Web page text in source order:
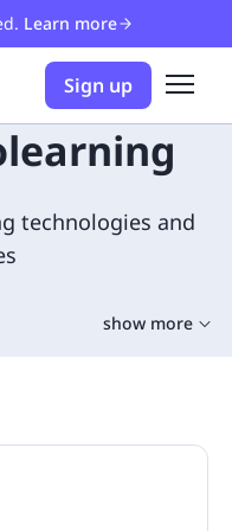
Learn more
Sign up
technologies and
show more